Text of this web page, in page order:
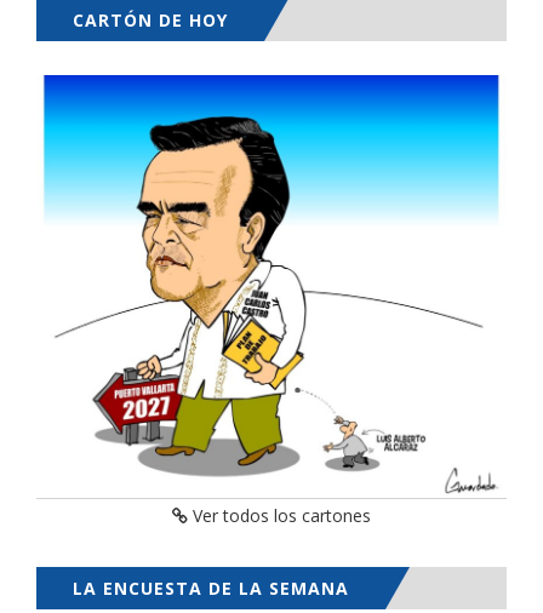
CARTÓN DE HOY
Ver todos los cartones
LA ENCUESTA DE LA SEMANA